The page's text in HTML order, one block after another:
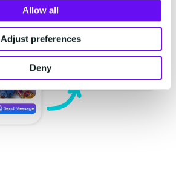
Allow all
Adjust preferences
Deny